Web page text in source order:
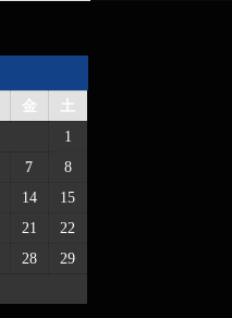
金
土
1
7
8
14
15
21
22
28
29